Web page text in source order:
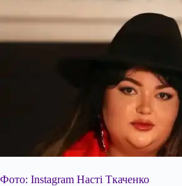
Фото: Instagram Насті Ткаченко